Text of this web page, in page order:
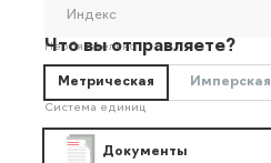
Индекс
Необязательно
Что вы отправляете?
Метрическая Имперская
Система единиц
Документы